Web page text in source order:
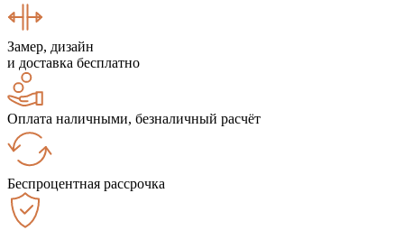
Замер, дизайн
и доставка бесплатно
Оплата наличными, безналичный расчёт
Беспроцентная рассрочка